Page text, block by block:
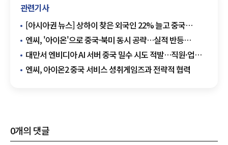
관련기사
[아시아권 뉴스] 상하이 찾은 외국인 22% 늘고 중국
자동차 수출 509만대
엔씨, '아이온'으로 중국·북미 동시 공략…실적 반등
글로벌로 잇는다
대만서 엔비디아 AI 서버 중국 밀수 시도 적발…직원·업체
관계자 구금
엔씨, 아이온2 중국 서비스 셩취게임즈과 전략적 협력
0개의 댓글